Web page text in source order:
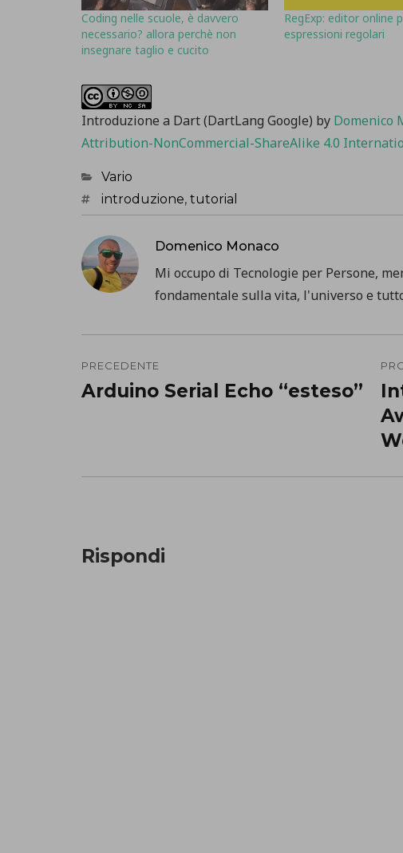
Coding nelle scuole, è davvero
necessario? allora perchè non
insegnare taglio e cucito
RegExp: editor online
espressioni regolari
Introduzione a Dart (DartLang Google) by Domenico
Attribution-NonCommercial-ShareAlike 4.0
Categorie
Vario
Tagintroduzione, tutorial
Domenico Monaco
Mi occupo di Tecnologie per Persone,
fondamentale sulla vita, l'universo e
Navigazione
articoli
PRECEDENTE
Precedente
Arduino Serial Echo “esteso”
Rispondi